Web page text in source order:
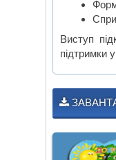
Виступ
підтримки